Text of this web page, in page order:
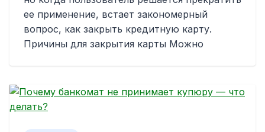
ее применение, встает закономерный
вопрос, как закрыть кредитную карту.
Причины для закрытия карты Можно